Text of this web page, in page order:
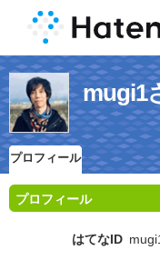
mugi1
プロフィール
プロフィール
はてなID